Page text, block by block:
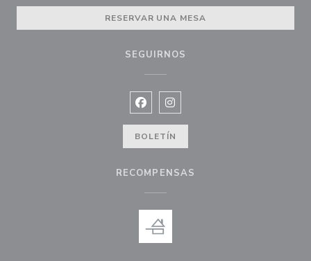
RESERVAR UNA MESA
SEGUIRNOS
Facebook ((abre en una nueva
Instagram ((abre en una
BOLETÍN
RECOMPENSAS